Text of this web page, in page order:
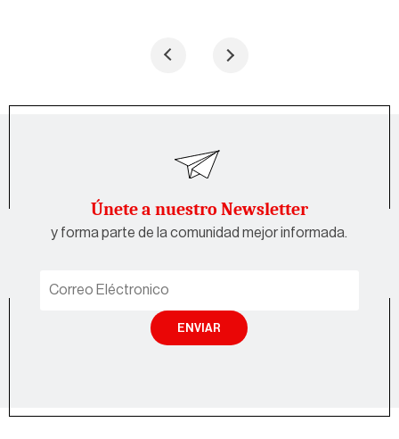
Únete a nuestro Newsletter
y forma parte de la comunidad mejor informada.
ENVIAR